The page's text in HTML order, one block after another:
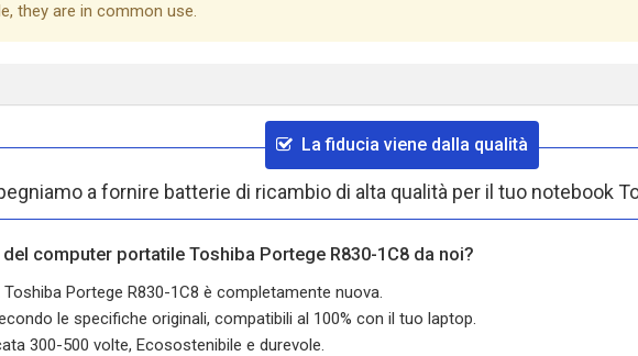
they are in common use.
La fiducia viene dalla qualità
a fornire batterie di ricambio di alta qualità per il tuo notebook
computer portatile Toshiba Portege R830-1C8 da noi?
Portege R830-1C8 è completamente nuova.
le specifiche originali, compatibili al 100% con il tuo laptop.
300-500 volte, Ecosostenibile e durevole.